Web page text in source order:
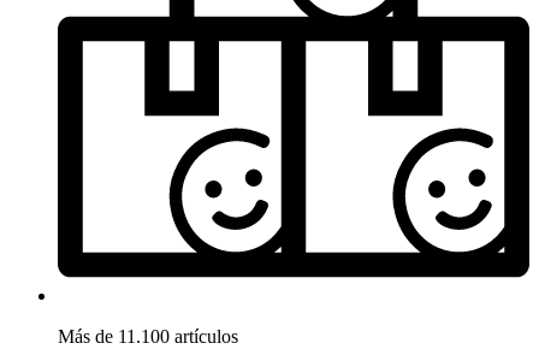
Más de 11.100 artículos